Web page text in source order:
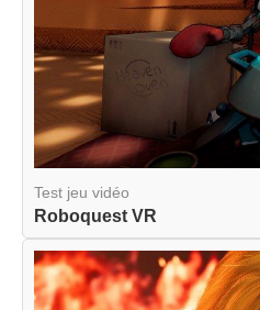
Test jeu vidéo
Roboquest VR